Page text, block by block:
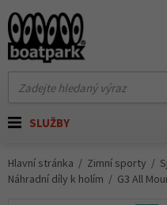
SLUŽBY
Hlavní stránka Zimní sporty
Náhradní díly k holím
G3 All